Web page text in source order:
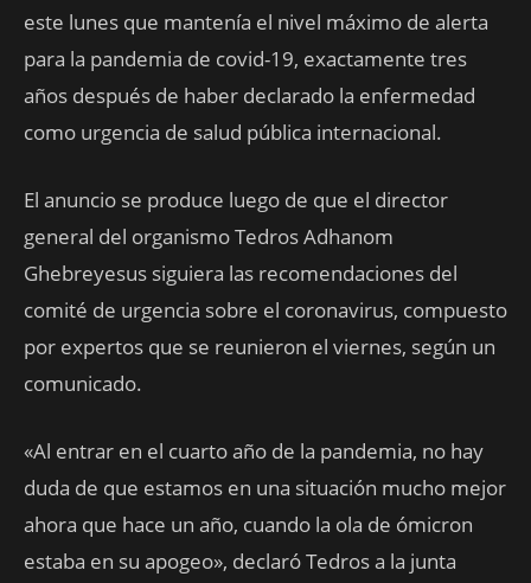
este lunes que mantenía el nivel máximo de alerta
para la pandemia de covid-19, exactamente tres
años después de haber declarado la enfermedad
como urgencia de salud pública internacional.
El anuncio se produce luego de que el director
general del organismo Tedros Adhanom
Ghebreyesus siguiera las recomendaciones del
comité de urgencia sobre el coronavirus, compuesto
por expertos que se reunieron el viernes, según un
comunicado.
«Al entrar en el cuarto año de la pandemia, no hay
duda de que estamos en una situación mucho mejor
ahora que hace un año, cuando la ola de ómicron
estaba en su apogeo», declaró Tedros a la junta